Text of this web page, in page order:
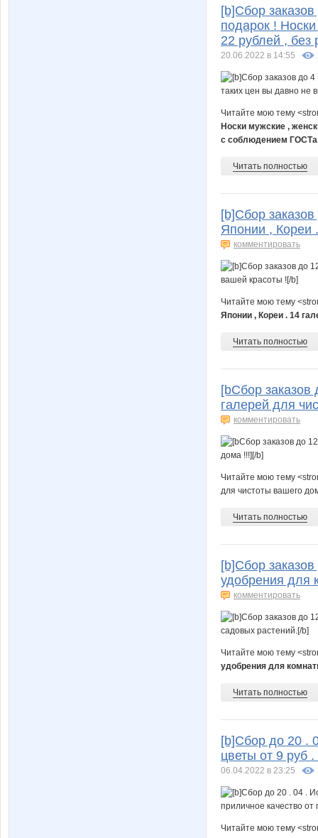
[b]Сбор
подарок !
22 рублей ,
20.06.2022 в 14:55
Читайте мою тему
Носки мужские ,
с соблюдением
Читать полностью
[b]Сбор
Японии , Кореи
комментировать
Читайте мою тему
Японии , Кореи . 14
Читать полностью
[bСбор
галерей для
комментировать
Читайте мою тему
для чистоты вашего
Читать полностью
[b]Сбор
удобрения для
комментировать
Читайте мою тему
удобрения для
Читать полностью
[b]Сбор до 20 .
цветы от 9 руб
06.04.2022 в 23:25
Читайте мою тему